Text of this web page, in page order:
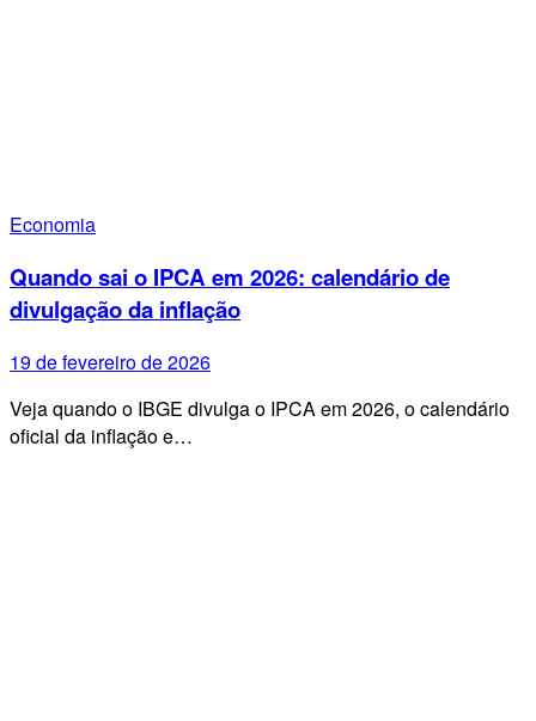
Economia
Quando sai o IPCA em 2026: calendário de
divulgação da inflação
19 de fevereiro de 2026
Veja quando o IBGE divulga o IPCA em 2026, o calendário
oficial da inflação e…